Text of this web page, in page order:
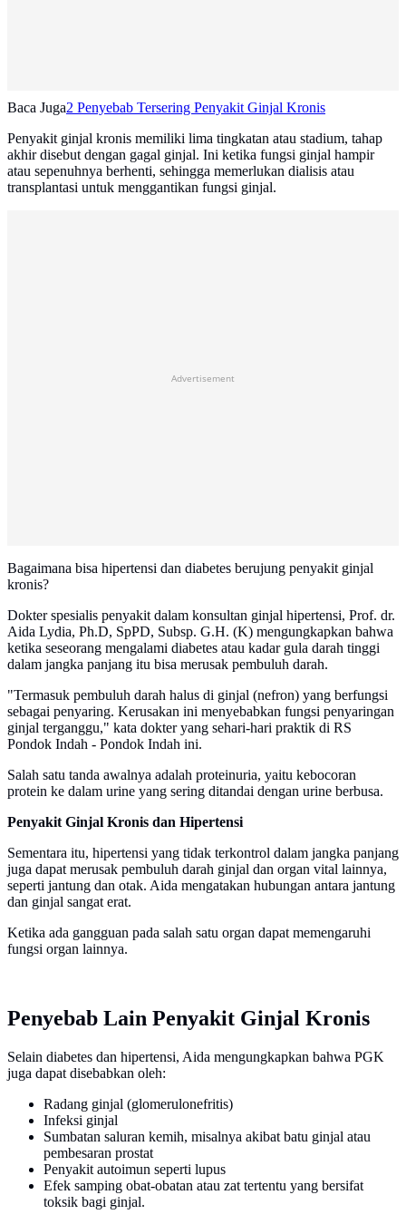
Baca Juga2 Penyebab Tersering Penyakit Ginjal Kronis
Penyakit ginjal kronis memiliki lima tingkatan atau stadium, tahap
akhir disebut dengan gagal ginjal. Ini ketika fungsi ginjal hampir
atau sepenuhnya berhenti, sehingga memerlukan dialisis atau
transplantasi untuk menggantikan fungsi ginjal.
Advertisement
Bagaimana bisa hipertensi dan diabetes berujung penyakit ginjal
kronis?
Dokter spesialis penyakit dalam konsultan ginjal hipertensi, Prof. dr.
Aida Lydia, Ph.D, SpPD, Subsp. G.H. (K) mengungkapkan bahwa
ketika seseorang mengalami diabetes atau kadar gula darah tinggi
dalam jangka panjang itu bisa merusak pembuluh darah.
"Termasuk pembuluh darah halus di ginjal (nefron) yang berfungsi
sebagai penyaring. Kerusakan ini menyebabkan fungsi penyaringan
ginjal terganggu," kata dokter yang sehari-hari praktik di RS
Pondok Indah - Pondok Indah ini.
Salah satu tanda awalnya adalah proteinuria, yaitu kebocoran
protein ke dalam urine yang sering ditandai dengan urine berbusa.
Penyakit Ginjal Kronis dan Hipertensi
Sementara itu, hipertensi yang tidak terkontrol dalam jangka panjang
juga dapat merusak pembuluh darah ginjal dan organ vital lainnya,
seperti jantung dan otak. Aida mengatakan hubungan antara jantung
dan ginjal sangat erat.
Ketika ada gangguan pada salah satu organ dapat memengaruhi
fungsi organ lainnya.
Penyebab Lain Penyakit Ginjal Kronis
Selain diabetes dan hipertensi, Aida mengungkapkan bahwa PGK
juga dapat disebabkan oleh:
Radang ginjal (glomerulonefritis)
Infeksi ginjal
Sumbatan saluran kemih, misalnya akibat batu ginjal atau
pembesaran prostat
Penyakit autoimun seperti lupus
Efek samping obat-obatan atau zat tertentu yang bersifat
toksik bagi ginjal.